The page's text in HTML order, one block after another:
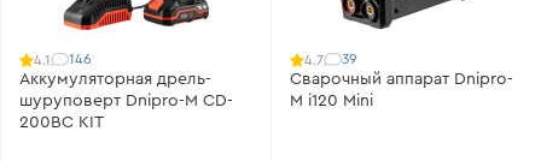
4.1 146
Аккумуляторная дрель-
шуруповерт Dnipro-M CD-
200BC KIT
4.7 39
Сварочный аппарат Dnipro-
M i120 Mini